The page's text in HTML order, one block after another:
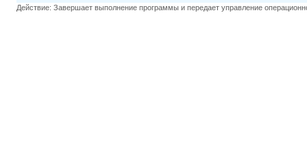
Действие: Завершает выполнение программы и передает управление